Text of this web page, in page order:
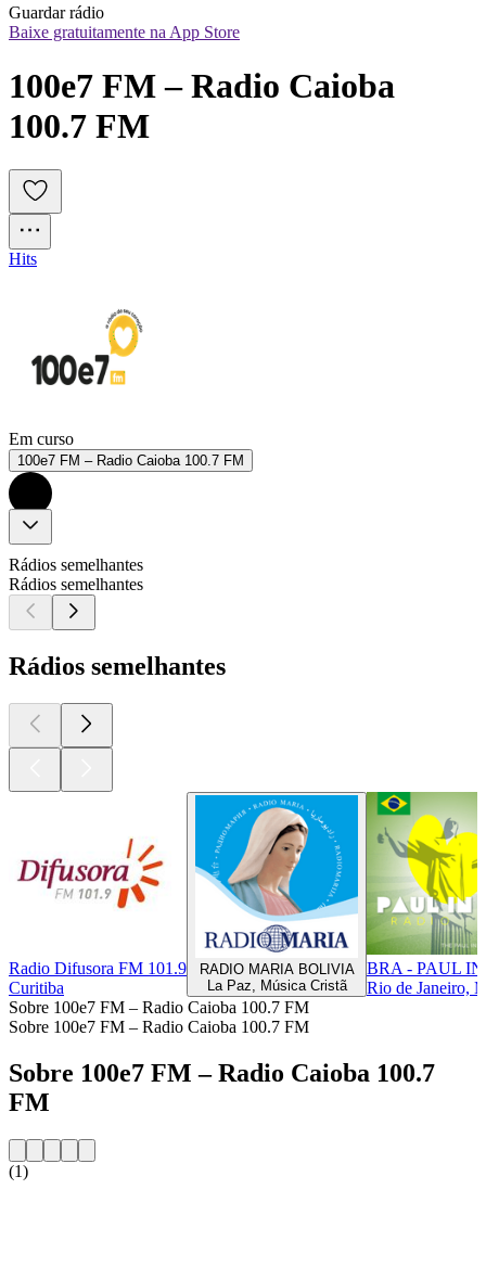
Guardar rádio
Baixe gratuitamente na App Store
100e7 FM – Radio Caioba
100.7 FM
Hits
Em curso
100e7 FM – Radio Caioba 100.7 FM
Rádios semelhantes
Rádios semelhantes
Rádios semelhantes
Radio Difusora FM 101.9
Curitiba
RADIO MARIA BOLIVIA
La Paz, Música Cristã
BRA - PAUL
Rio de Janeiro,
Sobre 100e7 FM – Radio Caioba 100.7 FM
Sobre 100e7 FM – Radio Caioba 100.7 FM
Sobre 100e7 FM – Radio Caioba 100.7
FM
(1)